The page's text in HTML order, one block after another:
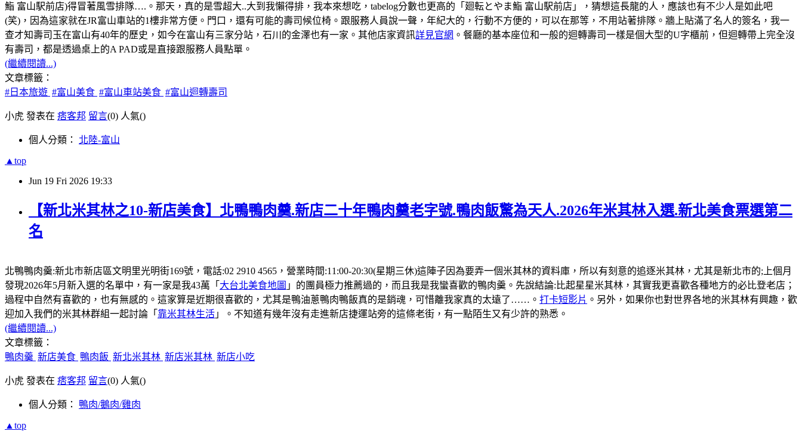
鮨 富山駅前店)得冒著風雪排隊….。那天，真的是雪超大..大到我懶得排，我本來想吃，tabelog分數也更高的「廻転とやま鮨 富山駅前店」，猜想這長龍的人，應該也有不少人是如此吧
(笑)，因為這家就在JR富山車站的1樓非常方便。門口，還有可能的壽司候位椅。跟服務人員說一聲，年紀大的，行動不方便的，可以在那等，不用站著排隊。牆上貼滿了名人的簽名，我一
查才知壽司玉在富山有40年的歷史，如今在富山有三家分站，石川的金澤也有一家。其他店家資訊詳見官網 。餐廳的基本座位和一般的迴轉壽司一樣是個大型的U字櫃前，但迴轉帶上完全沒
有壽司，都是透過桌上的A PAD或是直接跟服務人員點單。
(繼續閱讀...)
文章標籤：
#日本旅遊 #富山美食 #富山車站美食 #富山迴轉壽司
小虎 發表在 痞客邦 留言(0) 人氣()
個人分類： 北陸-富山
▲top
Jun 19 Fri 2026 19:33
【新北米其林之10-新店美食】北鴨鴨肉羹.新店二十年鴨肉羹老字號.鴨肉飯驚為天人.2026年米其林入選.新北美食票選第二
名
北鴨鴨肉羹:新北市新店區文明里光明街169號，電話:02 2910 4565，營業時間:11:00-20:30(星期三休)這陣子因為要弄一個米其林的資料庫，所以有刻意的追逐米其林，尤其是新北市的;上個月
發現2026年5月新入選的名單中，有一家是我43萬「 大台北美食地圖 」的團員極力推薦過的，而且我是我蠻喜歡的鴨肉羹。先說結論:比起星星米其林，其實我更喜歡各種地方的必比登老店；
過程中自然有喜歡的，也有無感的。這家算是近期很喜歡的，尤其是鴨油蔥鴨肉鴨飯真的是銷魂，可惜離我家真的太遠了……。 打卡短影片 。另外，如果你也對世界各地的米其林有興趣，歡
迎加入我們的米其林群組一起討論「 靠米其林生活 」。不知道有幾年沒有走進新店捷運站旁的這條老街，有一點陌生又有少許的熟悉。
(繼續閱讀...)
文章標籤：
鴨肉羹 新店美食 鴨肉飯 新北米其林 新店米其林 新店小吃
小虎 發表在 痞客邦 留言(0) 人氣()
個人分類： 鴨肉/鵝肉/雞肉
▲top